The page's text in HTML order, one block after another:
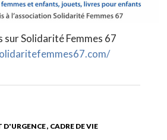
sur Solidarité Femmes 67
D'URGENCE CADRE DE VIE